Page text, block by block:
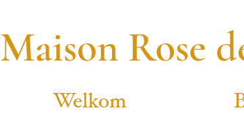
Maison Rose
Welkom